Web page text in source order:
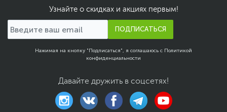
Узнайте о скидках и акциях первым!
ПОДПИСАТЬСЯ
Нажимая на кнопку "Подписаться", я соглашаюсь с Политикой
конфиденциальности
Давайте дружить в соцсетях!